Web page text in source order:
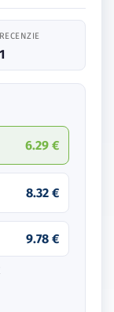
RECENZIE
1
6.29 €
8.32 €
9.78 €